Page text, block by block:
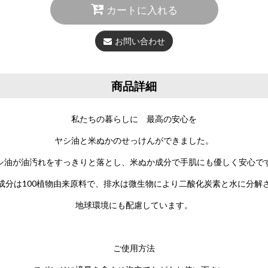
カートに入れる
お問い合わせ
商品詳細
私たちの暮らしに 最高の安心を
ヤシ油と米ぬかのせっけんができました。
油が油汚れをすっきりと落とし、米ぬか成分で手肌にも優しく安心で
分は100植物由来原料で、排水は微生物により二酸化炭素と水に分解
地球環境にも配慮しています。
ご使用方法